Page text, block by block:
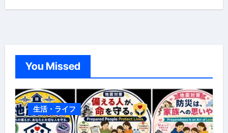
You Missed
生活・ライフ